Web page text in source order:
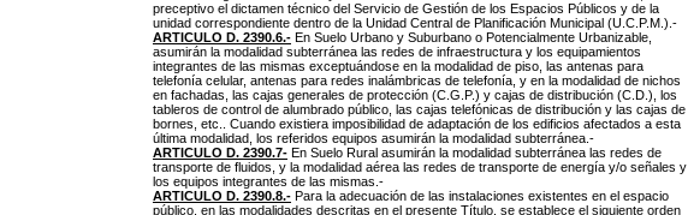
preceptivo el dictamen técnico del Servicio de Gestión de los Espacios Públicos y de la
unidad correspondiente dentro de la Unidad Central de Planificación Municipal (U.C.P.M.).-
ARTICULO D. 2390.6.- En Suelo Urbano y Suburbano o Potencialmente Urbanizable,
asumirán la modalidad subterránea las redes de infraestructura y los equipamientos
integrantes de las mismas exceptuándose en la modalidad de piso, las antenas para
telefonía celular, antenas para redes inalámbricas de telefonía, y en la modalidad de nichos
en fachadas, las cajas generales de protección (C.G.P.) y cajas de distribución (C.D.), los
tableros de control de alumbrado público, las cajas telefónicas de distribución y las cajas de
bornes, etc.. Cuando existiera imposibilidad de adaptación de los edificios afectados a esta
última modalidad, los referidos equipos asumirán la modalidad subterránea.-
ARTICULO D. 2390.7- En Suelo Rural asumirán la modalidad subterránea las redes de
transporte de fluidos, y la modalidad aérea las redes de transporte de energía y/o señales y
los equipos integrantes de las mismas.-
ARTICULO D. 2390.8.- Para la adecuación de las instalaciones existentes en el espacio
público, en las modalidades descritas en el presente Título, se establece el siguiente orden